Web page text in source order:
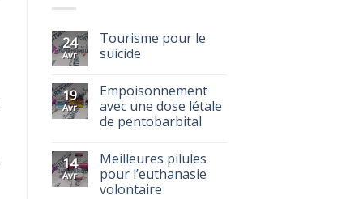
24
Avr
Tourisme pour le
suicide
19
Avr
Empoisonnement
avec une dose létale
de pentobarbital
14
Avr
Meilleures pilules
pour l’euthanasie
volontaire